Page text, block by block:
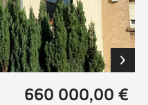
660 000,00 €